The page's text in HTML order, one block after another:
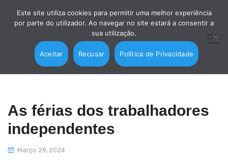
As férias dos trabalhadores
independentes
Março 29, 2024
Este site utiliza cookies para permitir uma melhor experiência
por parte do utilizador. Ao navegar no site estará a consentir a
sua utilização.
Aceitar Recusar Política de Privacidade